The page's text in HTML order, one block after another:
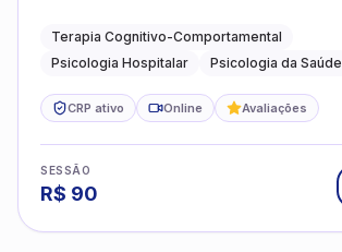
Terapia Cognitivo-Comportamental
Psicologia Hospitalar
Psicologia da Saúde
CRP ativo Online Avaliações
SESSÃO
R$ 90